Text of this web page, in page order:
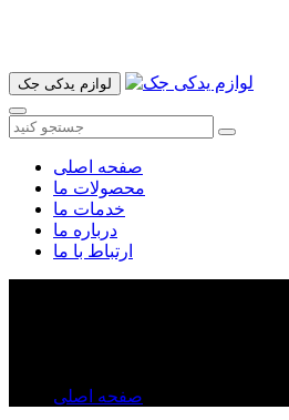
لوازم یدکی جک
صفحه اصلی
محصولات ما
خدمات ما
درباره ما
ارتباط با ما
صفحه اصلی